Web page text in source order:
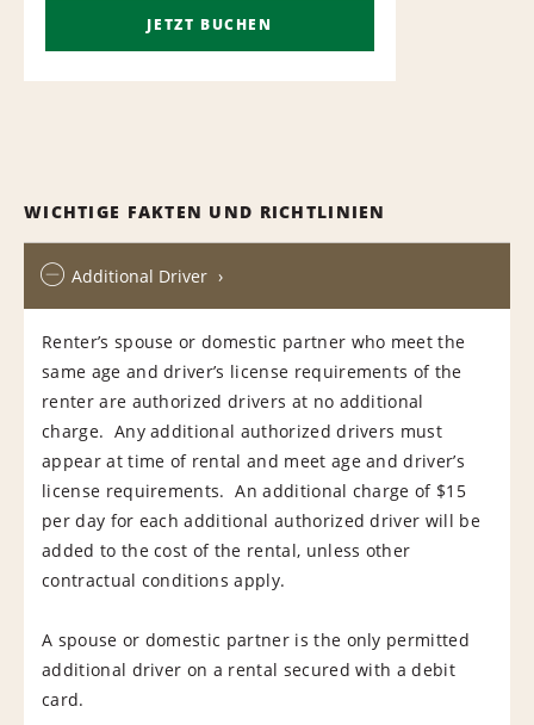
JETZT BUCHEN
WICHTIGE FAKTEN UND RICHTLINIEN
Additional Driver
Renter’s spouse or domestic partner who meet the
same age and driver’s license requirements of the
renter are authorized drivers at no additional
charge. Any additional authorized drivers must
appear at time of rental and meet age and driver’s
license requirements. An additional charge of $15
per day for each additional authorized driver will be
added to the cost of the rental, unless other
contractual conditions apply.
A spouse or domestic partner is the only permitted
additional driver on a rental secured with a debit
card.